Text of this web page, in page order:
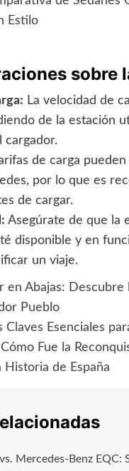
Estilo
sobre
La velocidad de
de la estación
cargador.
de carga
por lo que es
de cargar.
Asegúrate de que la
disponible y en
un viaje.
en Abajas: Descubre
Pueblo
Claves Esenciales
Fue la
Historia de España